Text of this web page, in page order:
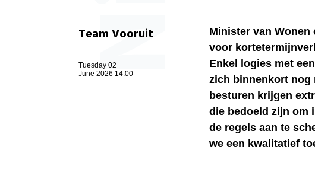
Team Vooruit
Tuesday 02
June 2026 14:00
Minister van Wonen
voor
Enkel logies met
zich binnenkort nog
besturen krijgen
die bedoeld zijn om
de regels aan te
we een kwalitatief